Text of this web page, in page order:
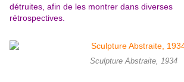
détruites, afin de les montrer dans diverses
rétrospectives.
Sculpture Abstraite, 1934